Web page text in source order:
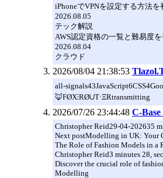
iPhoneでVPNを設定する方法
2026.08.05
テック解説
AWS認定資格の一覧と難易度
2026.08.04
クラウド
2026/08/04 21:38:53
all-
🦊FØX⫶RØ∪T·ΞRtransmitting
2026/07/26 23:44:48 C-Base
Christopher Reid29-04-202635
Next postModelling in UK: Your
The Role of Fashion Models in a
Christopher Reid3 minutes 28,
Discover the crucial role of
Modelling